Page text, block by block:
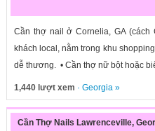
Cần thợ nail ở Cornelia, GA (cách
khách local, nằm trong khu
dễ thương. • Cần thợ nữ bột hoặc
1,440 lượt xem · Georgia»
Cần Thợ Nails Lawrenceville,